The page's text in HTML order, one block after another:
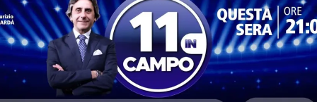
Attualità
Economia e lavoro